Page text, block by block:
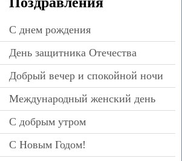
C днем рождения
День защитника Отечества
Добрый вечер и спокойной ночи
Международный женский день
С добрым утром
С Новым Годом!